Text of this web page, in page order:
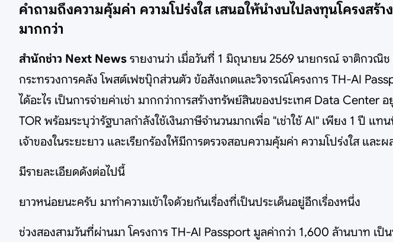
คำถามถึงความคุ้มค่า ความโปร่งใส เสนอให้นำงบไปลงทุนโครงสร้
มากกว่า
สำนักช่าว Next News รายงานว่า เมื่อวันที่ 1 มิถุนายน 2569 นายกรณ์ จาติกวณิ
กระทรวงการคลัง โพสต์เฟซบุ๊กส่วนตัว ข้อสังเกตและวิจารณ์โครงการ TH-AI
ได้อะไร เป็นการจ่ายค่าเช่า มากกว่าการสร้างทรัพย์สินของประเทศ Data Center
TOR พร้อมระบุว่ารัฐบาลกำลังใช้เงินภาษีจำนวนมากเพื่อ "เช่าใช้ AI" เพียง 1 ปี
เจ้าของในระยะยาว และเรียกร้องให้มีการตรวจสอบความคุ้มค่า ความโปร่งใส แล
มีรายละเอียดดังต่อไปนี้
ยาวหน่อยนะครับ มาทำความเข้าใจด้วยกันเรื่องที่เป็นประเด็นอยู่อีกเรื่องหนึ่ง
ช่วงสองสามวันที่ผ่านมา โครงการ TH-AI Passport มูลค่ากว่า 1,600 ล้านบาท